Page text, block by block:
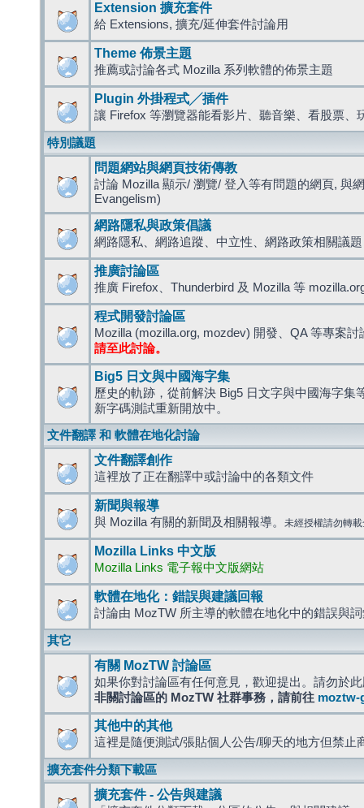
Extension 擴充套件
給 Extensions, 擴充/延伸套件討論用
Theme 佈景主題
推薦或討論各式 Mozilla 系列軟體的佈景主題
Plugin 外掛程式╱插件
讓 Firefox 等瀏覽器能看影片、聽音樂、看股票、
特別議題
問題網站與網頁技術傳教
討論 Mozilla 顯示/ 瀏覽/ 登入等有問題的網頁, 與
Evangelism)
網路隱私與政策倡議
網路隱私、網路追蹤、中立性、網路政策相關議題
推廣討論區
推廣 Firefox、Thunderbird 及 Mozilla 等
程式開發討論區
Mozilla (mozilla.org, mozdev) 開發、QA 等專案討
請至此討論。
Big5 日文與中國海字集
歷史的軌跡，從前解決 Big5 日文字與中國海字集
新字碼測試重新開放中。
文件翻譯 和 軟體在地化討論
文件翻譯創作
這裡放了正在翻譯中或討論中的各類文件
新聞與報導
與 Mozilla 有關的新聞及相關報導。 未經授權請勿轉
Mozilla Links 中文版
Mozilla Links 電子報中文版網站
軟體在地化：錯誤與建議回報
討論由 MozTW 所主導的軟體在地化中的錯誤與
其它
有關 MozTW 討論區
如果你對討論區有任何意見，歡迎提出。請勿於
非關討論區的 MozTW 社群事務，請前往 moztw-
其他中的其他
這裡是隨便測試/張貼個人公告/聊天的地方但禁止
擴充套件分類下載區
擴充套件 - 公告與建議